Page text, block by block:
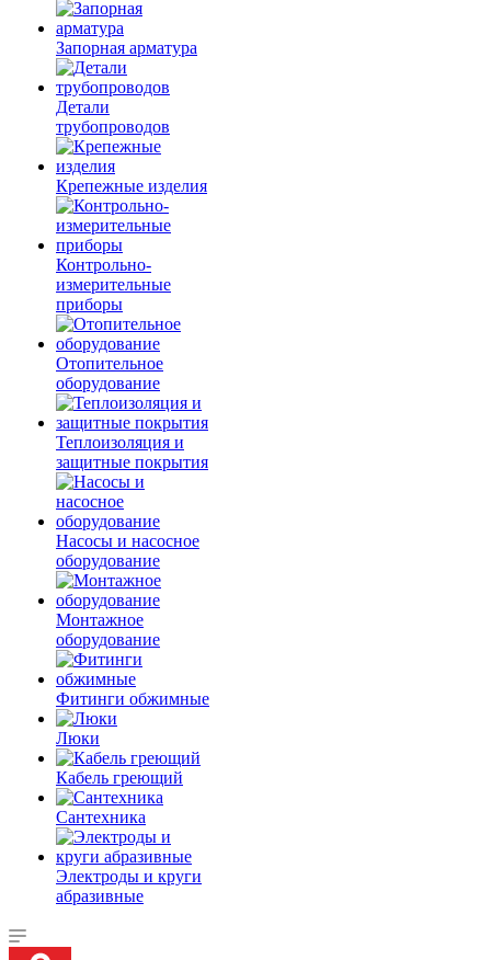
Запорная арматура
Детали
трубопроводов
Крепежные изделия
Контрольно-
измерительные
приборы
Отопительное
оборудование
Теплоизоляция и
защитные покрытия
Насосы и насосное
оборудование
Монтажное
оборудование
Фитинги обжимные
Люки
Кабель греющий
Сантехника
Электроды и круги
абразивные